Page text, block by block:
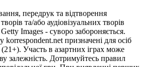
передрук та відтворення
та/або аудіовізуальних творів
Images - суворо забороняється.
korrespondent.net призначені для осіб
Участь в азартних іграх може
залежність. Дотримуйтесь правил